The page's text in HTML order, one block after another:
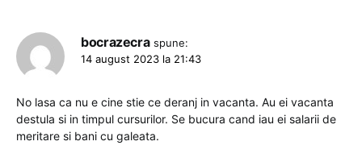
bocrazecra spune:
14 august 2023 la 21:43
No lasa ca nu e cine stie ce deranj in vacanta. Au ei vacanta
destula si in timpul cursurilor. Se bucura cand iau ei salarii de
meritare si bani cu galeata.